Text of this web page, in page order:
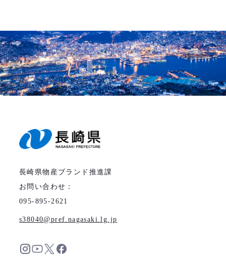
長崎県物産ブランド推進課
お問い合わせ：
095-895-2621
s38040 pref.nagasaki.lg.jp